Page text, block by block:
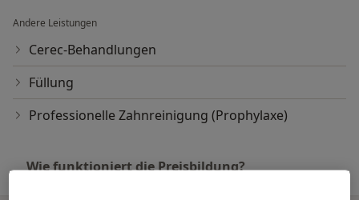
Andere Leistungen
Cerec-Behandlungen
Füllung
Professionelle Zahnreinigung (Prophylaxe)
Wie funktioniert die Preisbildung?